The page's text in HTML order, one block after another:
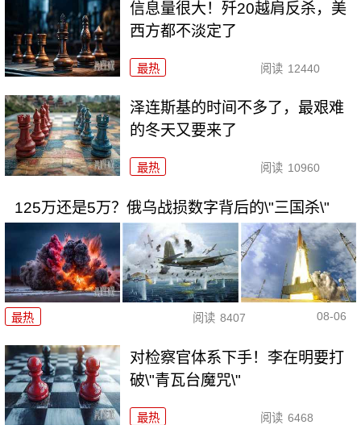
信息量很大！歼20越肩反杀，美
西方都不淡定了
最热 阅读 12440
泽连斯基的时间不多了，最艰难
的冬天又要来了
最热 阅读 10960
125万还是5万？俄乌战损数字背后的\"三国杀\"
最热 阅读 8407 08-06
对检察官体系下手！李在明要打
破\"青瓦台魔咒\"
最热 阅读 6468